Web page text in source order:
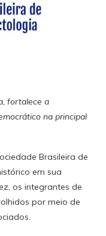
fortalece a
na principal
Brasileira de
em sua
os integrantes de
por meio de